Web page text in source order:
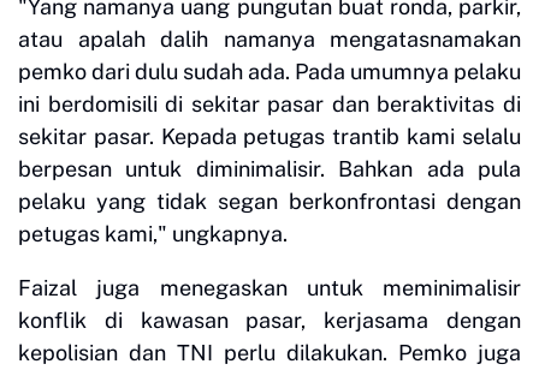
"Yang namanya uang pungutan buat ronda, parkir,
atau apalah dalih namanya mengatasnamakan
pemko dari dulu sudah ada. Pada umumnya pelaku
ini berdomisili di sekitar pasar dan beraktivitas di
sekitar pasar. Kepada petugas trantib kami selalu
berpesan untuk diminimalisir. Bahkan ada pula
pelaku yang tidak segan berkonfrontasi dengan
petugas kami," ungkapnya.
Faizal juga menegaskan untuk meminimalisir
konflik di kawasan pasar, kerjasama dengan
kepolisian dan TNI perlu dilakukan. Pemko juga